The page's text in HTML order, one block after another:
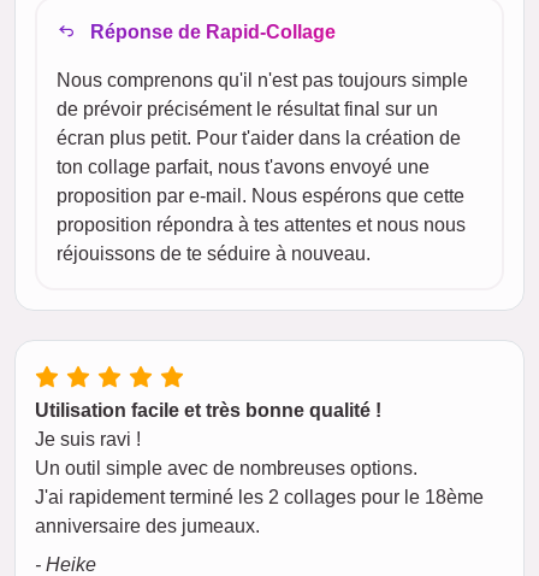
Réponse de Rapid-Collage
Nous comprenons qu'il n'est pas toujours simple
de prévoir précisément le résultat final sur un
écran plus petit. Pour t'aider dans la création de
ton collage parfait, nous t'avons envoyé une
proposition par e-mail. Nous espérons que cette
proposition répondra à tes attentes et nous nous
réjouissons de te séduire à nouveau.
Utilisation facile et très bonne qualité !
Je suis ravi !
Un outil simple avec de nombreuses options.
J'ai rapidement terminé les 2 collages pour le 18ème
anniversaire des jumeaux.
- Heike